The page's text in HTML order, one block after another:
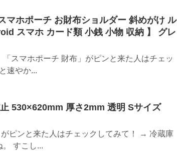
マホポーチ お財布ショルダー 斜めがけ ル
スマホ カード類 小銭 小物 収納 】 グレ
スマホポーチ 財布」がピンと来た人はチェッ
速やか...
530×620mm 厚さ2mm 透明 Sサイズ
ピンと来た人はチェックしてみて！ → 冷蔵庫
すこし...